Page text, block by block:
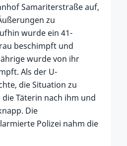
Samariterstraße auf,
zu
wurde ein 41-
beschimpft und
wurde von ihr
Als der U-
die Situation zu
Täterin nach ihm und
Die
Polizei nahm die